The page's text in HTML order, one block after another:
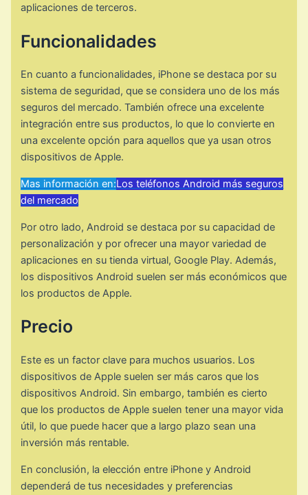
aplicaciones de terceros.
Funcionalidades
En cuanto a funcionalidades, iPhone se destaca por su
sistema de seguridad, que se considera uno de los más
seguros del mercado. También ofrece una excelente
integración entre sus productos, lo que lo convierte en
una excelente opción para aquellos que ya usan otros
dispositivos de Apple.
Mas información en:Los teléfonos Android más seguros
del mercado
Por otro lado, Android se destaca por su capacidad de
personalización y por ofrecer una mayor variedad de
aplicaciones en su tienda virtual, Google Play. Además,
los dispositivos Android suelen ser más económicos que
los productos de Apple.
Precio
Este es un factor clave para muchos usuarios. Los
dispositivos de Apple suelen ser más caros que los
dispositivos Android. Sin embargo, también es cierto
que los productos de Apple suelen tener una mayor vida
útil, lo que puede hacer que a largo plazo sean una
inversión más rentable.
En conclusión, la elección entre iPhone y Android
dependerá de tus necesidades y preferencias